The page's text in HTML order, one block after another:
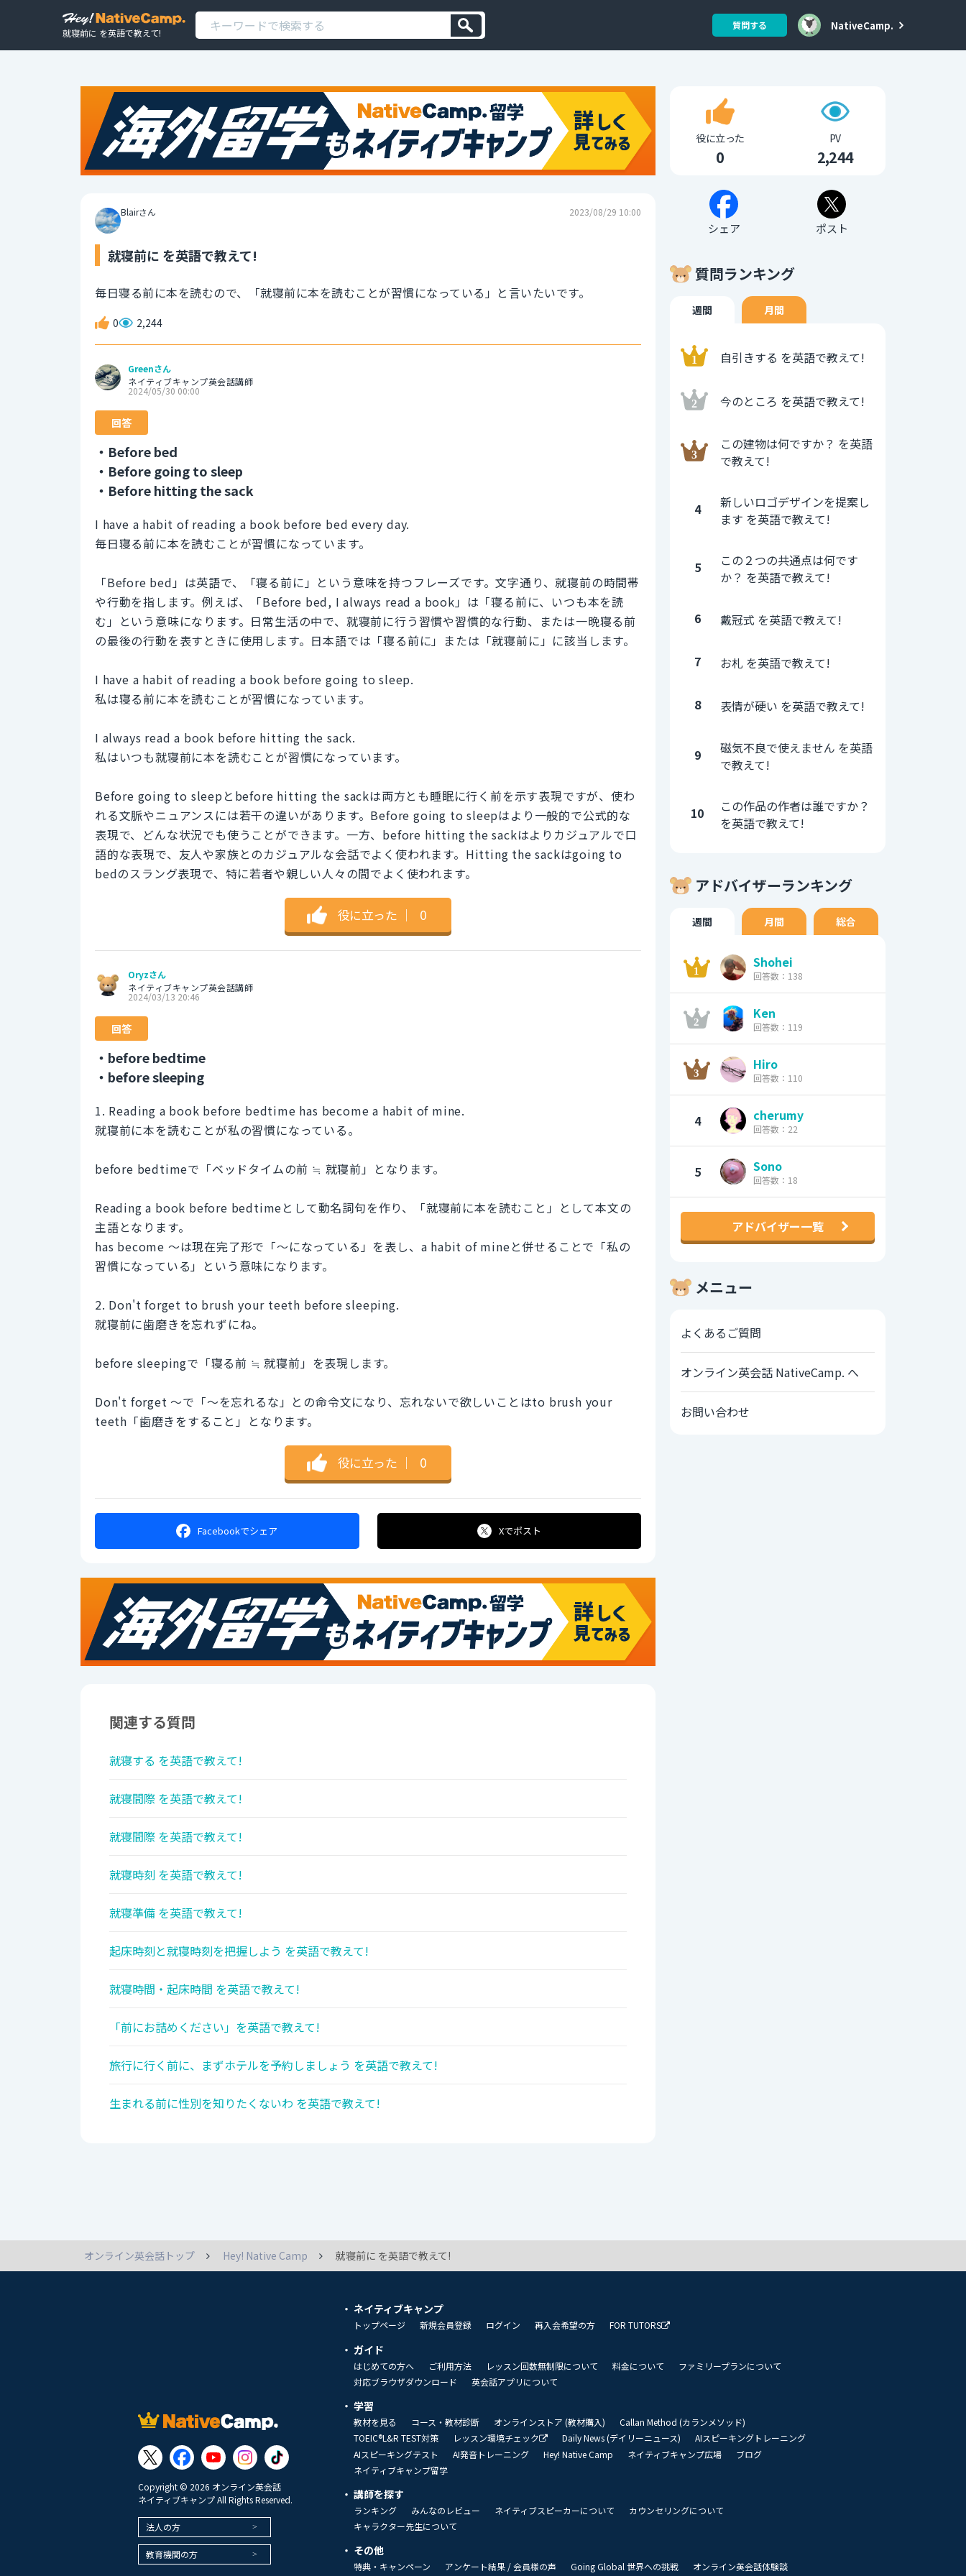
就寝前に を英語で教えて!
質問する NativeCamp.
Blairさん 2023/08/29 10:00
就寝前に を英語で教えて!
毎日寝る前に本を読むので、「就寝前に本を読むことが習慣になっている」と言いたいです。
0 2,244
Greenさん
ネイティブキャンプ英会話講師
2024/05/30 00:00
回答
・Before bed
・Before going to sleep
・Before hitting the sack
I have a habit of reading a book before bed every day.
毎日寝る前に本を読むことが習慣になっています。
「Before bed」は英語で、「寝る前に」という意味を持つフレーズです。文字通り、就寝前の時間帯
や行動を指します。例えば、「Before bed, I always read a book」は「寝る前に、いつも本を読
む」という意味になります。日常生活の中で、就寝前に行う習慣や習慣的な行動、または一晩寝る前
の最後の行動を表すときに使用します。日本語では「寝る前に」または「就寝前に」に該当します。
I have a habit of reading a book before going to sleep.
私は寝る前に本を読むことが習慣になっています。
I always read a book before hitting the sack.
私はいつも就寝前に本を読むことが習慣になっています。
Before going to sleepとbefore hitting the sackは両方とも睡眠に行く前を示す表現ですが、使わ
れる文脈やニュアンスには若干の違いがあります。Before going to sleepはより一般的で公式的な
表現で、どんな状況でも使うことができます。一方、before hitting the sackはよりカジュアルで口
語的な表現で、友人や家族とのカジュアルな会話でよく使われます。Hitting the sackはgoing to
bedのスラング表現で、特に若者や親しい人々の間でよく使われます。
役に立った ｜ 0
Oryzさん
ネイティブキャンプ英会話講師
2024/03/13 20:46
回答
・before bedtime
・before sleeping
1. Reading a book before bedtime has become a habit of mine.
就寝前に本を読むことが私の習慣になっている。
before bedtimeで「ベッドタイムの前 ≒ 就寝前」となります。
Reading a book before bedtimeとして動名詞句を作り、「就寝前に本を読むこと」として本文の
主語となります。
has become ～は現在完了形で「～になっている」を表し、a habit of mineと併せることで「私の
習慣になっている」という意味になります。
2. Don't forget to brush your teeth before sleeping.
就寝前に歯磨きを忘れずにね。
before sleepingで「寝る前 ≒ 就寝前」を表現します。
Don't forget ～で「～を忘れるな」との命令文になり、忘れないで欲しいことはto brush your
teeth「歯磨きをすること」となります。
役に立った ｜ 0
Facebookでシェア Xでポスト
関連する質問
就寝する を英語で教えて!
就寝間際 を英語で教えて!
就寝間際 を英語で教えて!
就寝時刻 を英語で教えて!
就寝準備 を英語で教えて!
起床時刻と就寝時刻を把握しよう を英語で教えて!
就寝時間・起床時間 を英語で教えて!
「前にお詰めください」を英語で教えて!
旅行に行く前に、まずホテルを予約しましょう を英語で教えて!
生まれる前に性別を知りたくないわ を英語で教えて!
役に立った
0
PV
2,244
シェア ポスト
質問ランキング
週間 月間
自引きする を英語で教えて!
今のところ を英語で教えて!
この建物は何ですか？ を英語
で教えて!
4
新しいロゴデザインを提案し
ます を英語で教えて!
5
この２つの共通点は何です
か？ を英語で教えて!
6 戴冠式 を英語で教えて!
7 お札 を英語で教えて!
8 表情が硬い を英語で教えて!
9
磁気不良で使えません を英語
で教えて!
10
この作品の作者は誰ですか？
を英語で教えて!
アドバイザーランキング
週間 月間 総合
Shohei
回答数：138
Ken
回答数：119
Hiro
回答数：110
4 cherumy
回答数：22
5 Sono
回答数：18
アドバイザー一覧
メニュー
よくあるご質問
オンライン英会話 NativeCamp. へ
お問い合わせ
オンライン英会話トップ Hey! Native Camp 就寝前に を英語で教えて!
Copyright © 2026 オンライン英会話
ネイティブキャンプ All Rights Reserved.
法人の方
教育機関の方
ネイティブキャンプ
トップページ 新規会員登録 ログイン 再入会希望の方 FOR TUTORS
ガイド
はじめての方へ ご利用方法 レッスン回数無制限について 料金について
ファミリープランについて
対応ブラウザダウンロード
英会話アプリについて
学習
教材を見る コース・教材診断 オンラインストア (教材購入)
Callan Method (カランメソッド)
TOEIC®L&R TEST対策
レッスン環境チェック Daily News (デイリーニュース)
AIスピーキングトレーニング
AIスピーキングテスト
AI発音トレーニング Hey! Native Camp ネイティブキャンプ広場
ブログ
ネイティブキャンプ留学
講師を探す
ランキング みんなのレビュー ネイティブスピーカーについて
カウンセリングについて
キャラクター先生について
その他
特典・キャンペーン アンケート結果 / 会員様の声 Going Global 世界への挑戦 オンライン英会話体験談